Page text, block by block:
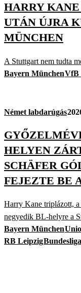
HARRY
UTÁN ÚJRA
MÜNCHEN
A Stuttgart nem tudta
Bayern MünchenVfB
Német labdarúgás
HELYEN
SCHÄFER
FEJEZTE BE
Harry Kane triplázott,
negyedik BL-helyre a
Bayern München
RB LeipzigBundesliga